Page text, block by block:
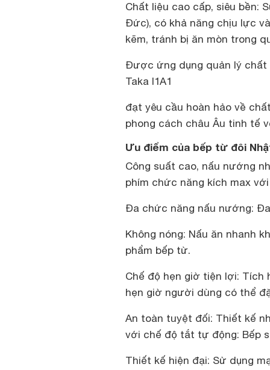
Chất liệu cao cấp, siêu bền:
Đức), có khả năng chịu lực
kẽm, tránh bị ăn mòn trong
Được ứng dụng quản lý
Taka I1A1
đạt yêu cầu hoàn hảo về
phong cách châu Âu tinh tế
Ưu điểm của bếp từ đôi
Công suất cao, nấu nướng
phím chức năng kích max
Đa chức năng nấu nướng:
Không nóng: Nấu ăn nhanh
phẩm bếp từ.
Chế độ hẹn giờ tiện lợi: Tích
hẹn giờ người dùng có thể
An toàn tuyệt đối: Thiết kế
với chế độ tắt tự động: Bếp
Thiết kế hiện đại: Sử dụng